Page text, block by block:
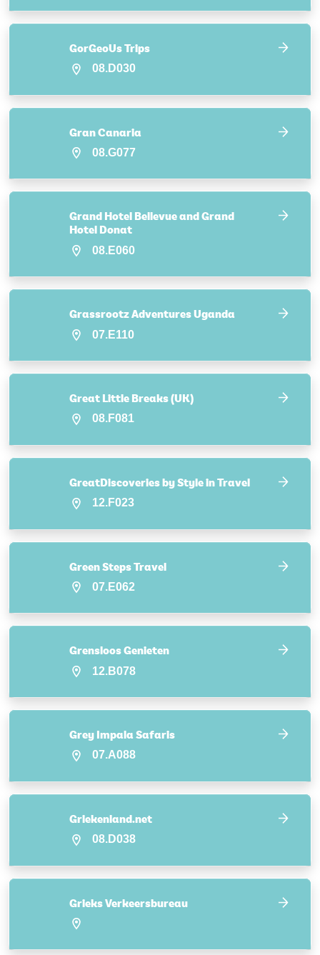
GorGeoUs Trips
08.D030
Gran Canaria
08.G077
Grand Hotel Bellevue and Grand
Hotel Donat
08.E060
Grassrootz Adventures Uganda
07.E110
Great Little Breaks (UK)
08.F081
GreatDiscoveries by Style in Travel
12.F023
Green Steps Travel
07.E062
Grensloos Genieten
12.B078
Grey Impala Safaris
07.A088
Griekenland.net
08.D038
Grieks Verkeersbureau